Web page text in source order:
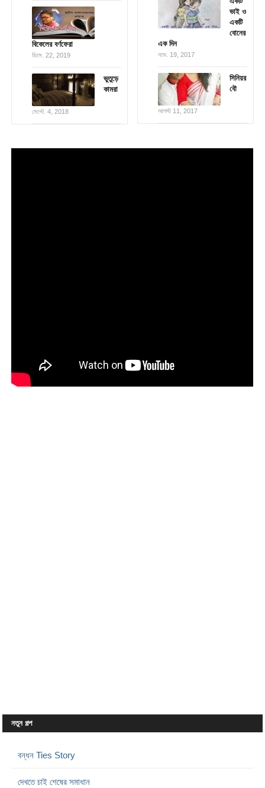
বিকেলের বর্ণফেরা
ডিসে. 22, 2019
ভুতুড়ে
কামরা
সেপ্টে. 4, 2018
ভাই ও
একটি
বোনের
এক দিন
নভে. 19, 2017
সিনিয়র
বৌ
আগস্ট 11, 2017
নতুন গল্প
বন্ধন Ties Story
দেখতে চাই শেষের সমাধান